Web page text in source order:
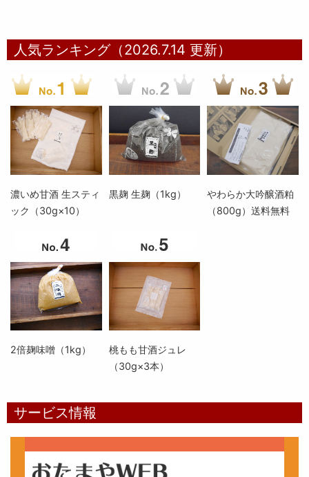
人気ランキング（2026.7.14 更新）
濃いめ甘酒 生スティ
ック（30g×10）
黒麹 生麹（1kg）
やわらか大吟醸酒粕
（800g）送料無料
2倍麹味噌（1kg）
桃もも甘酒ジュレ
（30g×3本）
サービス情報